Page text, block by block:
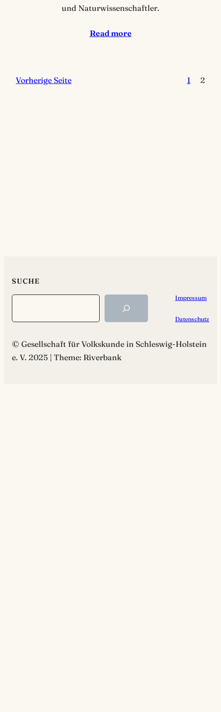
und Naturwissenschaftler.
Read more
Vorherige Seite 1 2
SUCHE
Impressum
Datenschutz
© Gesellschaft für Volkskunde in Schleswig-Holstein
e. V. 2025 | Theme: Riverbank